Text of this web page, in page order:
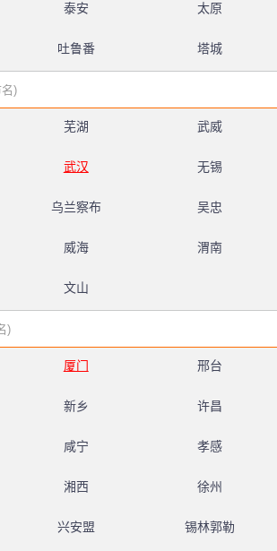
泰安 太原
吐鲁番 塔城
)
芜湖 武威
武汉 无锡
乌兰察布 吴忠
威海 渭南
文山
)
厦门 邢台
新乡 许昌
咸宁 孝感
湘西 徐州
兴安盟 锡林郭勒